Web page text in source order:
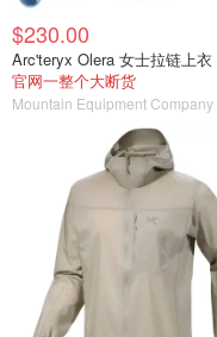
$230.00
Arc'teryx Olera 女士拉链上衣
官网一整个大断货
Mountain Equipment Company